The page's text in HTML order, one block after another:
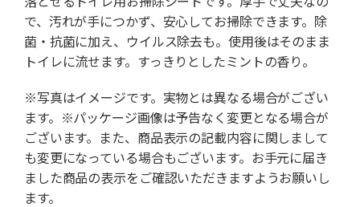
で、汚れが手につかず、安心してお掃除できます。除
菌・抗菌に加え、ウイルス除去も。使用後はそのまま
トイレに流せます。すっきりとしたミントの香り。
※写真はイメージです。実物とは異なる場合がござい
ます。※パッケージ画像は予告なく変更となる場合が
ございます。また、商品表示の記載内容に関しまして
も変更になっている場合もございます。お手元に届き
ました商品の表示をご確認いただきますようお願いし
ます。